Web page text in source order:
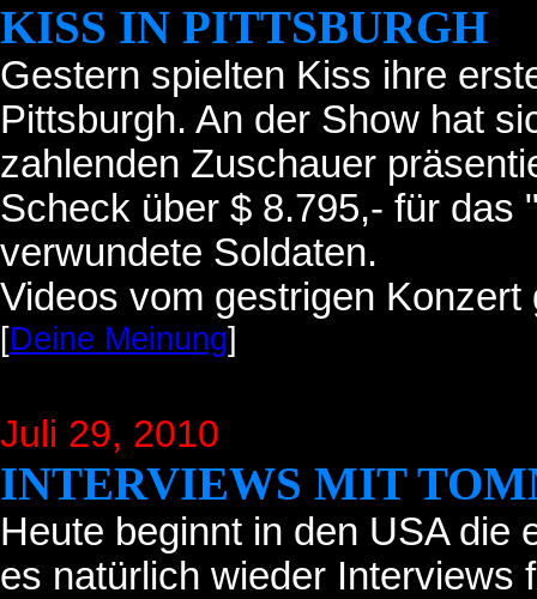
KISS IN PITTSBURGH
Gestern spielten Kiss ihre
Pittsburgh. An der Show hat
zahlenden Zuschauer
Scheck über $ 8.795,- für das
verwundete Soldaten.
Videos vom gestrigen
[Deine Meinung]
Juli 29, 2010
INTERVIEWS MIT
Heute beginnt in den USA die
es natürlich wieder Interviews